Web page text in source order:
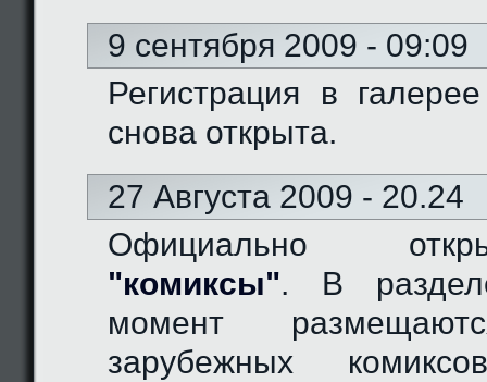
9 сентября 2009 - 09:09
Регистрация в
снова открыта.
27 Августа 2009 - 20.24
Официально
"комиксы". В
момент
зарубежных